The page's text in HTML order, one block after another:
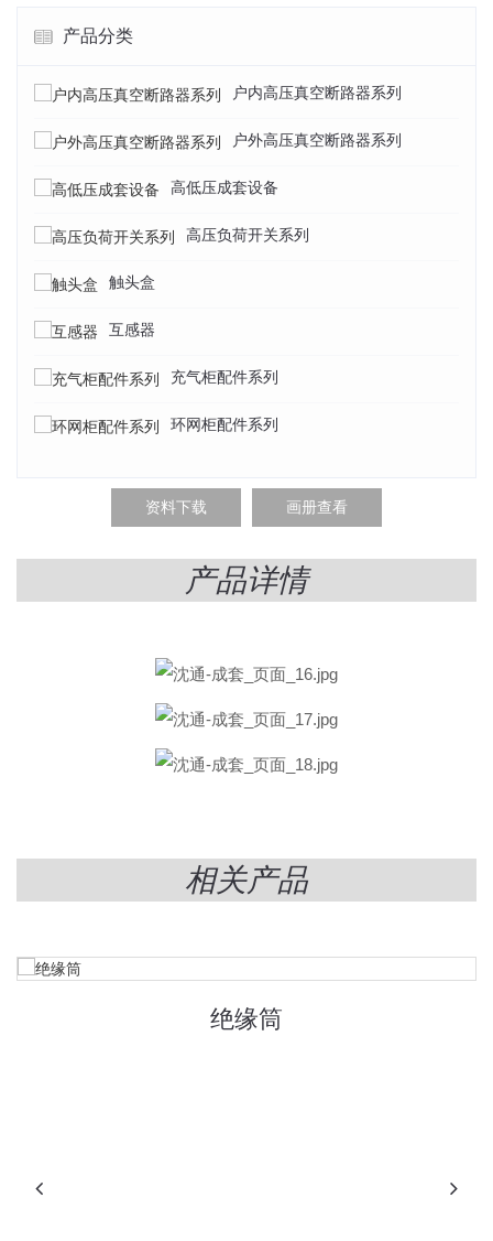
产品分类
户内高压真空断路器系列
户外高压真空断路器系列
高低压成套设备
高压负荷开关系列
触头盒
互感器
充气柜配件系列
环网柜配件系列
资料下载 画册查看
产品详情
相关产品
绝缘筒